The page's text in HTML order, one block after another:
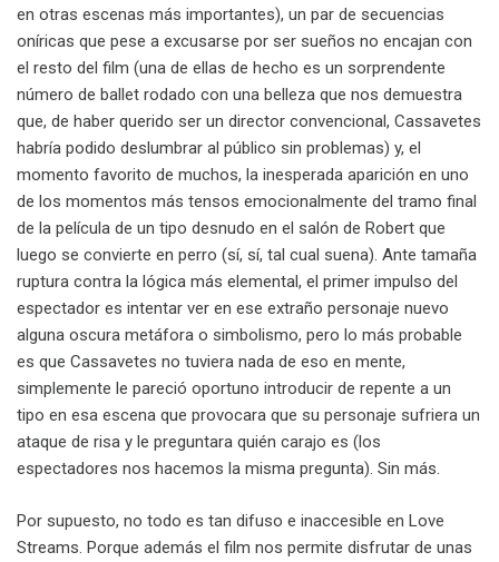
en otras escenas más importantes), un par de secuencias
oníricas que pese a excusarse por ser sueños no encajan con
el resto del film (una de ellas de hecho es un sorprendente
número de ballet rodado con una belleza que nos demuestra
que, de haber querido ser un director convencional, Cassavetes
habría podido deslumbrar al público sin problemas) y, el
momento favorito de muchos, la inesperada aparición en uno
de los momentos más tensos emocionalmente del tramo final
de la película de un tipo desnudo en el salón de Robert que
luego se convierte en perro (sí, sí, tal cual suena). Ante tamaña
ruptura contra la lógica más elemental, el primer impulso del
espectador es intentar ver en ese extraño personaje nuevo
alguna oscura metáfora o simbolismo, pero lo más probable
es que Cassavetes no tuviera nada de eso en mente,
simplemente le pareció oportuno introducir de repente a un
tipo en esa escena que provocara que su personaje sufriera un
ataque de risa y le preguntara quién carajo es (los
espectadores nos hacemos la misma pregunta). Sin más.
Por supuesto, no todo es tan difuso e inaccesible en Love
Streams. Porque además el film nos permite disfrutar de unas